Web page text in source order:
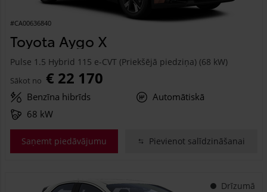
#CA00636840
Toyota Aygo X
Pulse 1.5 Hybrid 115 e-CVT (Priekšējā piedziņa) (68 kW)
Sākot no € 22 170
Benzīna hibrīds
Automātiskā
68 kW
Saņemt piedāvājumu Pievienot salīdzināšanai
Drīzumā